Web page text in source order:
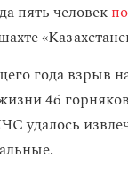
пять человек
года взрыв
46
удалось